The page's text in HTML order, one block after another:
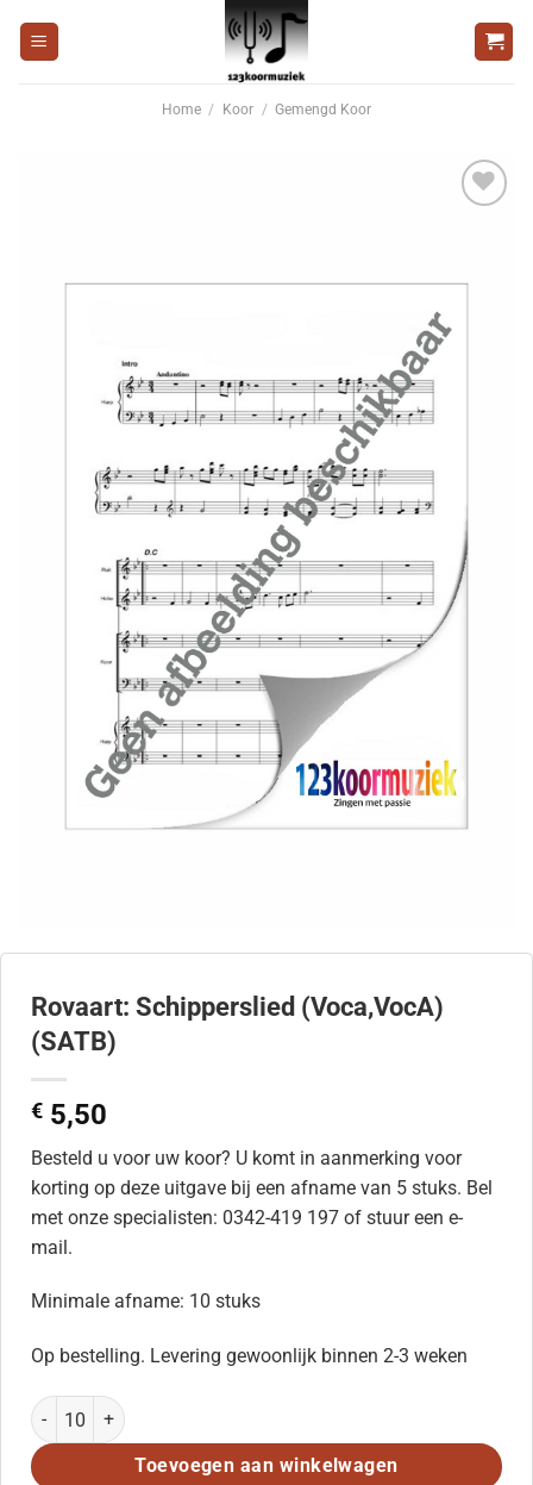
naar
Home / Koor / Gemengd Koor
Rovaart: Schipperslied (Voca,VocA)
(SATB)
€ 5,50
Besteld u voor uw koor? U komt in aanmerking voor
korting op deze uitgave bij een afname van 5 stuks. Bel
met onze specialisten: 0342-419 197 of stuur een e-
mail.
Minimale afname: 10 stuks
Op bestelling. Levering gewoonlijk binnen 2-3 weken
Rovaart: Schipperslied (Voca,VocA) (SATB) aantal
Toevoegen aan winkelwagen